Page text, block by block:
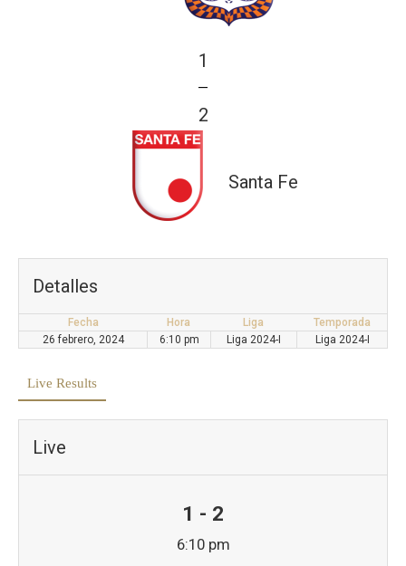
1
—
2
Santa Fe
Detalles
Fecha Hora Liga
Temporada
26 febrero, 2024
6:10 pm Liga 2024-I Liga 2024-I
Live Results
Live
1 - 2
6:10 pm